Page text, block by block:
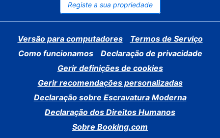
Registe a sua propriedade
Versão para computadores
Termos de Serviço
Como funcionamos
Declaração de privacidade
Gerir definições de cookies
Gerir recomendações personalizadas
Declaração sobre Escravatura Moderna
Declaração dos Direitos Humanos
Sobre Booking.com